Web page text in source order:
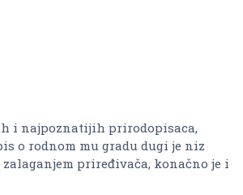
i najpoznatijih prirodopisaca,
o rodnom mu gradu dugi je niz
priređivača, konačno je i